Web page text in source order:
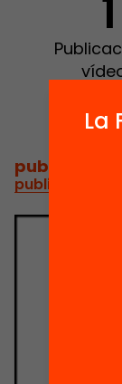
1
publicacions
publicacions i
La